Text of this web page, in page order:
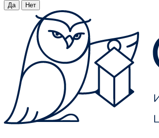
Да Нет